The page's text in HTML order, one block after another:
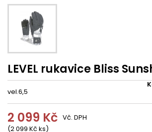
LEVEL rukavice Bliss
vel.6,5
2 099 Kč
(2 099 Kč ks)
Vč. DPH